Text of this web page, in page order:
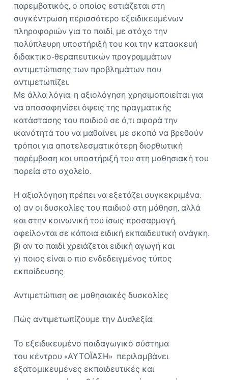
παρεμβατικός, ο οποίος εστιάζεται στη
συγκέντρωση περισσότερο εξειδικευμένων
πληροφοριών για το παιδί, με στόχο την
πολύπλευρη υποστήριξή του και την κατασκευή
διδακτικο-θεραπευτικών προγραμμάτων
αντιμετώπισης των προβλημάτων που
αντιμετωπίζει.
Με άλλα λόγια, η αξιολόγηση χρησιμοποιείται για
να αποσαφηνίσει όψεις της πραγματικής
κατάστασης του παιδιού σε ό,τι αφορά την
ικανότητά του να μαθαίνει, με σκοπό να βρεθούν
τρόποι για αποτελεσματικότερη διορθωτική
παρέμβαση και υποστήριξή του στη μαθησιακή του
πορεία στο σχολείο.
Η αξιολόγηση πρέπει να εξετάζει συγκεκριμένα:
α) αν οι δυσκολίες του παιδιού στη μάθηση, αλλά
και στην κοινωνική του ίσως προσαρμογή,
οφείλονται σε κάποια ειδική εκπαιδευτική ανάγκη.
β) αν το παιδί χρειάζεται ειδική αγωγή και
γ) ποιος είναι ο πιο ενδεδειγμένος τύπος
εκπαίδευσης.
Αντιμετώπιση σε μαθησιακές δυσκολίες
Πώς αντιμετωπίζουμε την Δυσλεξία;
Το εξειδικευμένο παιδαγωγικό σύστημα
του κέντρου «ΑΥΤΟΪΑΣΗ» περιλαμβάνει
εξατομικευμένες εκπαιδευτικές και